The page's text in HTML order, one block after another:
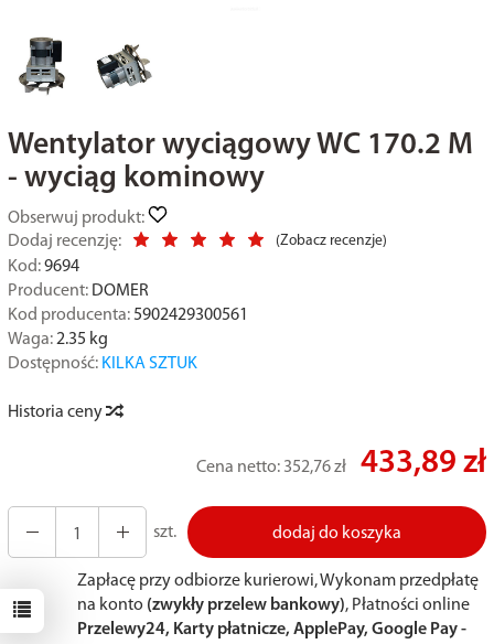
Wentylator wyciągowy WC 170.2 M
- wyciąg kominowy
Obserwuj produkt:
Dodaj recenzję:
(Zobacz recenzje)
Kod: 9694
Producent: DOMER
Kod producenta: 5902429300561
Waga: 2.35 kg
Dostępność: KILKA SZTUK
Historia ceny
Cena netto: 352,76 zł 433,89 zł
szt. dodaj do koszyka
Zapłacę przy odbiorze kurierowi, Wykonam przedpłatę
na konto (zwykły przelew bankowy), Płatności online
Przelewy24, Karty płatnicze, ApplePay, Google Pay -